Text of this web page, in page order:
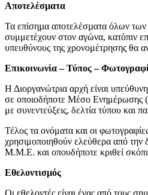
Αποτελέσµατα
Τα επίσηµα αποτελέσµατα όλων
συμμετέχουν στον αγώνα, κατόπιν
υπευθύνους της χρονομέτρησης θα
Επικοινωνία – Τύπος –
Η Διοργανώτρια αρχή είναι
σε οποιοδήποτε Μέσο Ενημέρωσης
με συνεντεύξεις, δελτία τύπου και
Τέλος τα ονόματα και οι
χρησιμοποιηθούν ελεύθερα από την
Μ.Μ.Ε. και οπουδήποτε κριθεί
Εθελοντισµός
Οι εθελοντές είναι ένας από τους